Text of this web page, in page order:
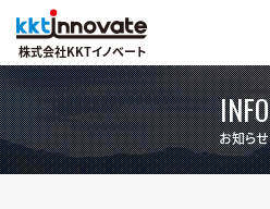
株式会社KKTイノベート
INFO
お知らせ